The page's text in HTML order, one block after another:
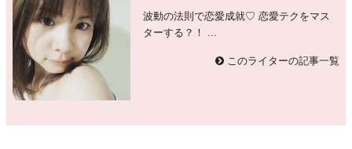
波動の法則で恋愛成就♡ 恋愛テクをマス
ターする？！ ...
このライターの記事一覧